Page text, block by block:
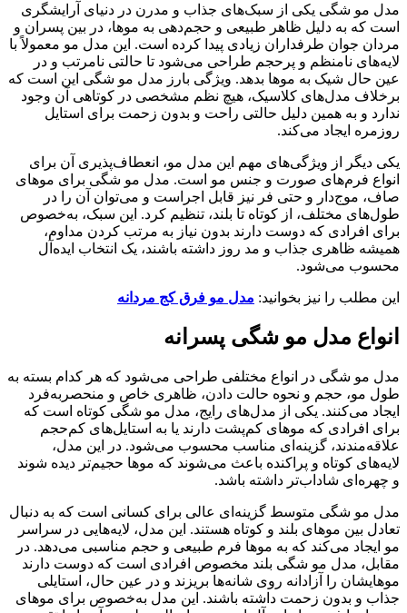
مدل مو شگی یکی از سبک‌های جذاب و مدرن در دنیای آرایشگری
است که به دلیل ظاهر طبیعی و حجم‌دهی به موها، در بین پسران و
مردان جوان طرفداران زیادی پیدا کرده است. این مدل مو معمولاً با
لایه‌های نامنظم و پرحجم طراحی می‌شود تا حالتی نامرتب و در
عین حال شیک به موها بدهد. ویژگی بارز مدل مو شگی این است که
برخلاف مدل‌های کلاسیک، هیچ نظم مشخصی در کوتاهی آن وجود
ندارد و به همین دلیل حالتی راحت و بدون زحمت برای استایل
روزمره ایجاد می‌کند.
یکی دیگر از ویژگی‌های مهم این مدل مو، انعطاف‌پذیری آن برای
انواع فرم‌های صورت و جنس مو است. مدل مو شگی برای موهای
صاف، موج‌دار و حتی فر نیز قابل اجراست و می‌توان آن را در
طول‌های مختلف، از کوتاه تا بلند، تنظیم کرد. این سبک، به‌خصوص
برای افرادی که دوست دارند بدون نیاز به مرتب کردن مداوم،
همیشه ظاهری جذاب و مد روز داشته باشند، یک انتخاب ایده‌آل
محسوب می‌شود.
این مطلب را نیز بخوانید: مدل مو فرق کج مردانه
انواع مدل مو شگی پسرانه
مدل مو شگی در انواع مختلفی طراحی می‌شود که هر کدام بسته به
طول مو، حجم و نحوه حالت دادن، ظاهری خاص و منحصربه‌فرد
ایجاد می‌کنند. یکی از مدل‌های رایج، مدل مو شگی کوتاه است که
برای افرادی که موهای کم‌پشت دارند یا به استایل‌های کم‌حجم
علاقه‌مندند، گزینه‌ای مناسب محسوب می‌شود. در این مدل،
لایه‌های کوتاه و پراکنده باعث می‌شوند که موها حجیم‌تر دیده شوند
و چهره‌ای شاداب‌تر داشته باشد.
مدل مو شگی متوسط گزینه‌ای عالی برای کسانی است که به دنبال
تعادل بین موهای بلند و کوتاه هستند. این مدل، لایه‌هایی در سراسر
مو ایجاد می‌کند که به موها فرم طبیعی و حجم مناسبی می‌دهد. در
مقابل، مدل مو شگی بلند مخصوص افرادی است که دوست دارند
موهایشان را آزادانه روی شانه‌ها بریزند و در عین حال، استایلی
جذاب و بدون زحمت داشته باشند. این مدل به‌خصوص برای موهای